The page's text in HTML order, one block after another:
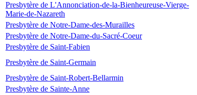
Presbytère de L'Annonciation-de-la-Bienheureuse-Vierge-
Marie-de-Nazareth
Presbytère de Notre-Dame-des-Murailles
Presbytère de Notre-Dame-du-Sacré-Coeur
Presbytère de Saint-Fabien
Presbytère de Saint-Germain
Presbytère de Saint-Robert-Bellarmin
Presbytère de Sainte-Anne